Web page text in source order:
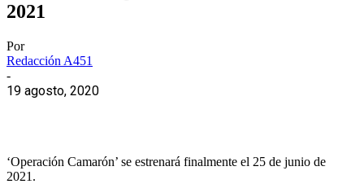
2021
Por
Redacción A451
-
19 agosto, 2020
‘Operación Camarón’ se estrenará finalmente el 25 de junio de
2021.